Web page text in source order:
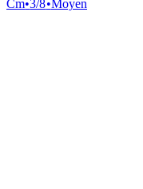
8 Petites Pièces for Guitar,